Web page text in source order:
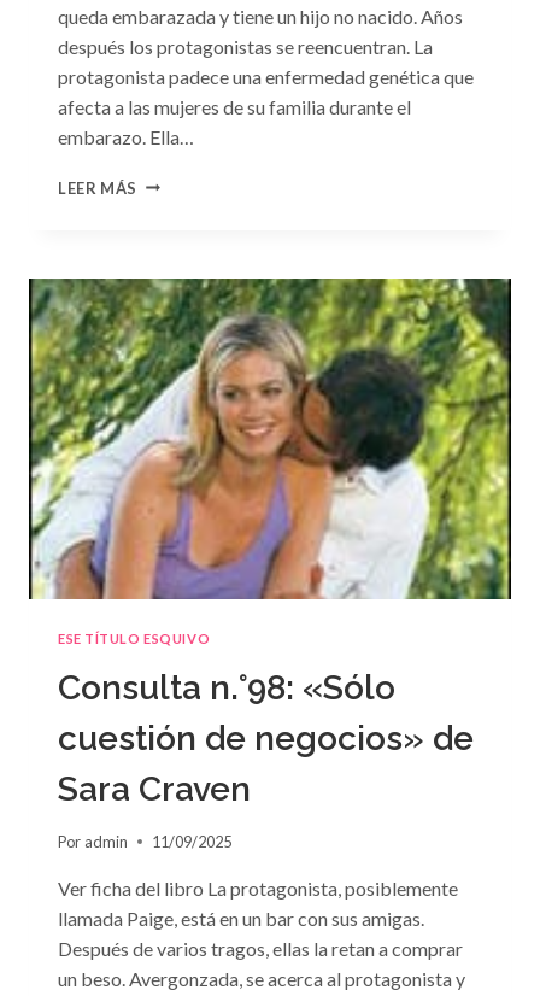
queda embarazada y tiene un hijo no nacido. Años
después los protagonistas se reencuentran. La
protagonista padece una enfermedad genética que
afecta a las mujeres de su familia durante el
embarazo. Ella…
LEER MÁS CONSULTA
ESE TÍTULO ESQUIVO
Consulta n.°98: «Sólo
cuestión de negocios» de
Sara Craven
Por admin 11/09/2025
Ver ficha del libro La protagonista, posiblemente
llamada Paige, está en un bar con sus amigas.
Después de varios tragos, ellas la retan a comprar
un beso. Avergonzada, se acerca al protagonista y